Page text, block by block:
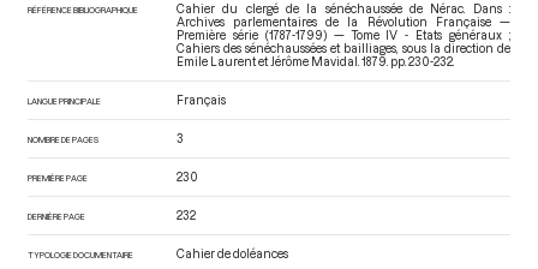
RÉFÉRENCE BIBLIOGRAPHIQUE
Cahier du clergé de la sénéchaussée de Nérac. Dans :
Archives parlementaires de la Révolution Française —
Première série (1787-1799) — Tome IV - Etats généraux ;
Cahiers des sénéchaussées et bailliages , sous la direction de
Emile Laurent et Jérôme Mavidal. 1879. pp. 230-232.
LANGUE PRINCIPALE Français
NOMBRE DE PAGES 3
PREMIÈRE PAGE 230
DERNIÈRE PAGE 232
TYPOLOGIE DOCUMENTAIRE Cahier de doléances